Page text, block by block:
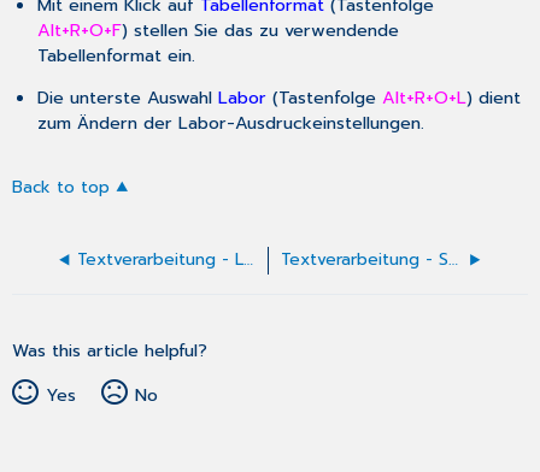
Alt+R+O+F) stellen Sie das zu verwendende
Tabellenformatein.
Die unterste Auswahl Labor(Tastenfolge Alt+R+O+L) dient
zum Ändern der Labor-Ausdruckeinstellungen.
Back to top
Textverarbeitung - Laborausdruck-Einstellungen Textverarbeitung - Speicheroptionen eines Briefes
Was this article helpful?
Yes
No